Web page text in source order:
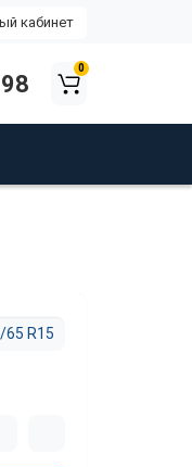
кабинет
0
65 R15